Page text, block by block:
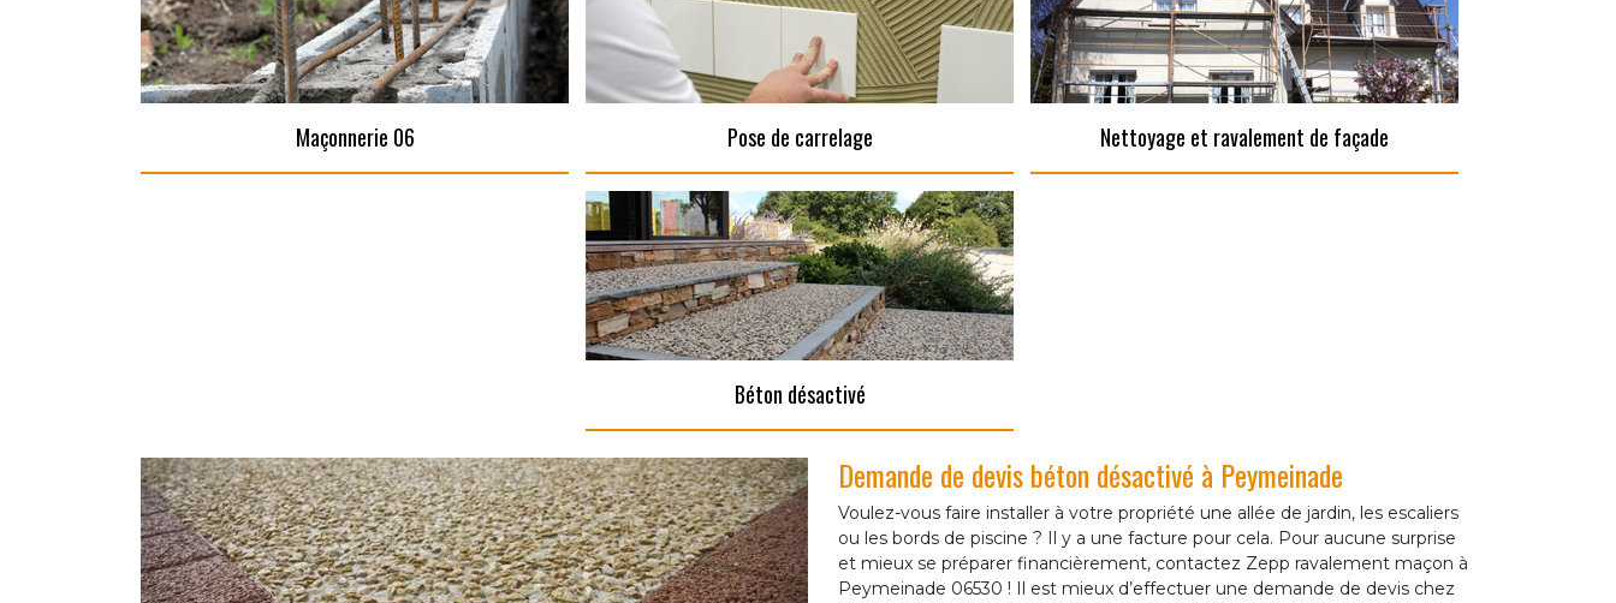
Maçonnerie 06 Pose de carrelage Nettoyage et ravalement de façade
Béton désactivé
Demande de devis béton désactivé à Peymeinade
Voulez-vous faire installer à votre propriété une allée de jardin, les escaliers
ou les bords de piscine ? Il y a une facture pour cela. Pour aucune surprise
et mieux se préparer financièrement, contactez Zepp ravalement maçon à
Peymeinade 06530 ! Il est mieux d’effectuer une demande de devis chez